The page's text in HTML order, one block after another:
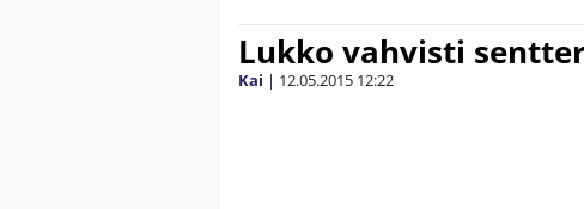
Lukko vahvisti
Kai | 12.05.2015 12:22